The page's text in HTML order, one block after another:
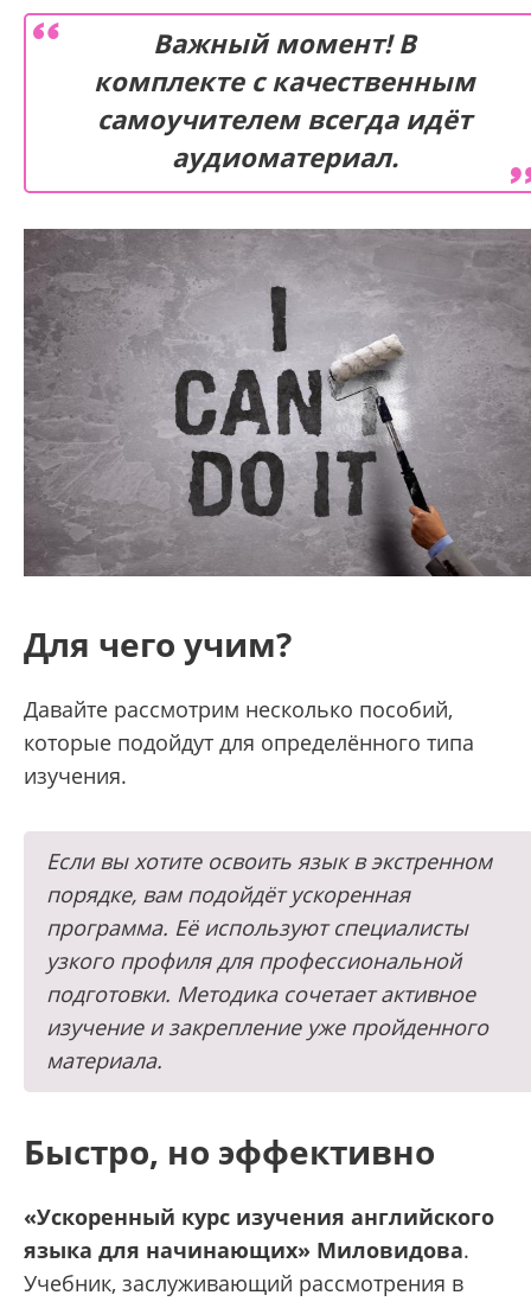
Важный момент! В
комплекте с качественным
самоучителем всегда идёт
аудиоматериал.
Для чего учим?
Давайте рассмотрим несколько пособий,
которые подойдут для определённого типа
изучения.
Если вы хотите освоить язык в экстренном
порядке, вам подойдёт ускоренная
программа. Её используют специалисты
узкого профиля для профессиональной
подготовки. Методика сочетает активное
изучение и закрепление уже пройденного
материала.
Быстро, но эффективно
«Ускоренный курс изучения английского
языка для начинающих» Миловидова.
Учебник, заслуживающий рассмотрения в